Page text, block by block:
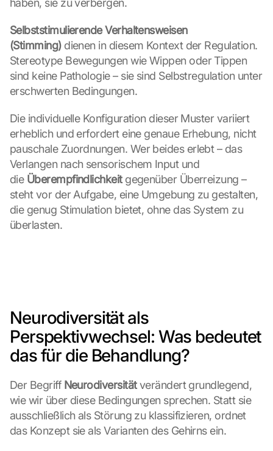
haben, sie zu verbergen.
Selbststimulierende Verhaltensweisen
(Stimming) dienen in diesem Kontext der Regulation.
Stereotype Bewegungen wie Wippen oder Tippen
sind keine Pathologie – sie sind Selbstregulation unter
erschwerten Bedingungen.
Die individuelle Konfiguration dieser Muster variiert
erheblich und erfordert eine genaue Erhebung, nicht
pauschale Zuordnungen. Wer beides erlebt – das
Verlangen nach sensorischem Input und
die Überempfindlichkeit gegenüber Überreizung –
steht vor der Aufgabe, eine Umgebung zu gestalten,
die genug Stimulation bietet, ohne das System zu
überlasten.
Neurodiversität als
Perspektivwechsel: Was bedeutet
das für die Behandlung?
Der Begriff Neurodiversität verändert grundlegend,
wie wir über diese Bedingungen sprechen. Statt sie
ausschließlich als Störung zu klassifizieren, ordnet
das Konzept sie als Varianten des Gehirns ein.